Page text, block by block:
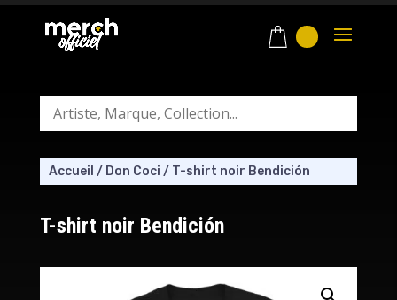
Accueil / Don Coci / T-shirt noir Bendición
T-shirt noir Bendición